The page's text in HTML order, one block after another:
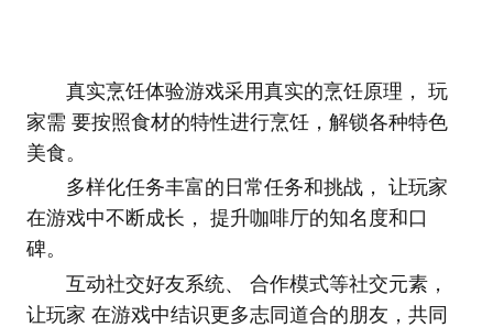
真实烹饪体验游戏采用真实的烹饪原理， 玩
家需 要按照食材的特性进行烹饪，解锁各种特色
美食。
多样化任务丰富的日常任务和挑战， 让玩家
在游戏中不断成长， 提升咖啡厅的知名度和口
碑。
互动社交好友系统、 合作模式等社交元素，
让玩家 在游戏中结识更多志同道合的朋友，共同